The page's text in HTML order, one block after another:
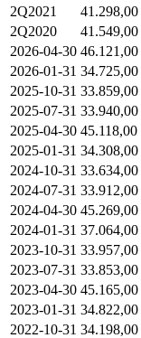
2Q2021
41.298,00
2Q2020
41.549,00
2026-04-30 46.121,00
2026-01-31 34.725,00
2025-10-31 33.859,00
2025-07-31 33.940,00
2025-04-30 45.118,00
2025-01-31 34.308,00
2024-10-31 33.634,00
2024-07-31 33.912,00
2024-04-30 45.269,00
2024-01-31 37.064,00
2023-10-31 33.957,00
2023-07-31 33.853,00
2023-04-30 45.165,00
2023-01-31 34.822,00
2022-10-31 34.198,00